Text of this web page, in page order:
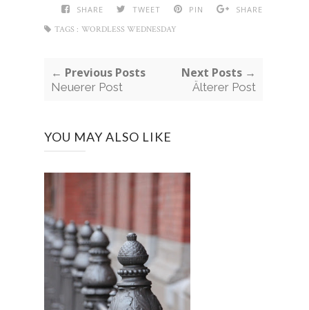
SHARE TWEET PIN
SHARE
TAGS : WORDLESS WEDNESDAY
← Previous Posts
Neuerer Post
Next Posts →
Älterer Post
YOU MAY ALSO LIKE